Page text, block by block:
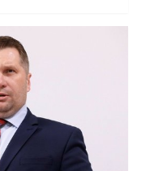
Przemysław
do szkół już 1
dwa tygodnie
szef
wystosował też
dzieci do nowego
czyli tak